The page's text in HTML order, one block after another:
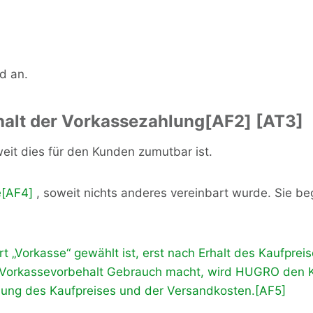
an.
der Vorkassezahlung[AF2] [AT3]
dies für den Kunden zumutbar ist.
[AF4] , soweit nichts anderes vereinbart wurde. Sie
„Vorkasse“ gewählt ist, erst nach Erhalt des
Gebrauch macht, wird HUGRO
des Kaufpreises und der Versandkosten. [AF5]